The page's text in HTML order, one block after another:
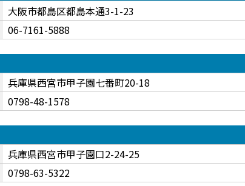
大阪市都島区都島本通3-1-23
06-7161-5888
兵庫県西宮市甲子園七番町20-18
0798-48-1578
兵庫県西宮市甲子園口2-24-25
0798-63-5322